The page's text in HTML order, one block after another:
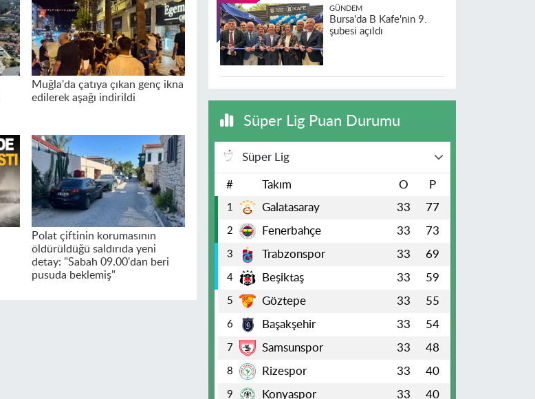
Muğla'da çatıya çıkan genç ikna
edilerek aşağı indirildi
Polat çiftinin korumasının
öldürüldüğü saldırıda yeni
detay: "Sabah 09.00'dan beri
pusuda beklemiş"
GÜNDEM
Bursa'da B Kafe'nin 9.
şubesi açıldı
Süper Lig Puan Durumu
Süper Lig
# Takım O P
1 Galatasaray 33 77
2 Fenerbahçe 33 73
3 Trabzonspor 33 69
4 Beşiktaş 33 59
5 Göztepe 33 55
6 Başakşehir 33 54
7 Samsunspor 33 48
8 Rizespor 33 40
9 Konyaspor 33 40